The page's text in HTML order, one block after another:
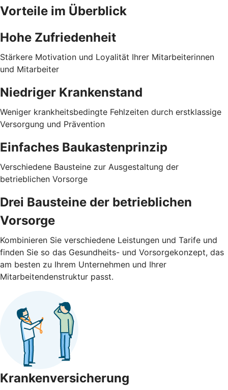
Vorteile im Überblick
Hohe Zufriedenheit
Stärkere Motivation und Loyalität Ihrer Mitarbeiterinnen
und Mitarbeiter
Niedriger Krankenstand
Weniger krankheitsbedingte Fehlzeiten durch erstklassige
Versorgung und Prävention
Einfaches Baukastenprinzip
Verschiedene Bausteine zur Ausgestaltung der
betrieblichen Vorsorge
Drei Bausteine der betrieblichen
Vorsorge
Kombinieren Sie verschiedene Leistungen und Tarife und
finden Sie so das Gesundheits- und Vorsorgekonzept, das
am besten zu Ihrem Unternehmen und Ihrer
Mitarbeitendenstruktur passt.
Krankenversicherung